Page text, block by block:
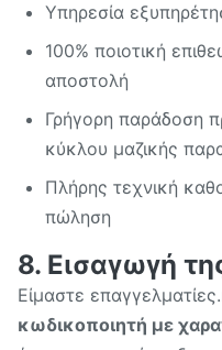
Υπηρεσία
100% ποιοτική
αποστολή
Γρήγορη παράδοση
κύκλου μαζικής
Πλήρης τεχνική
πώληση
8. Εισαγωγή
Είμαστε επαγγελματίες.
κωδικοποιητή με